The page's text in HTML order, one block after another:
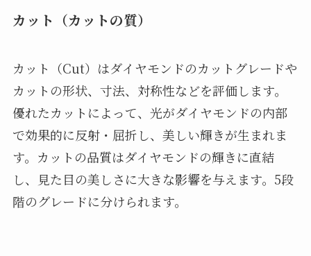
カット（カットの質）
カット（Cut）はダイヤモンドのカットグレードや
カットの形状、寸法、対称性などを評価します。
優れたカットによって、光がダイヤモンドの内部
で効果的に反射・屈折し、美しい輝きが生まれま
す。カットの品質はダイヤモンドの輝きに直結
し、見た目の美しさに大きな影響を与えます。5段
階のグレードに分けられます。